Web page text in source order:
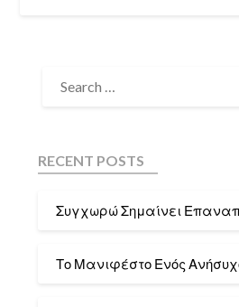
RECENT POSTS
Συγχωρώ Σημαίνει
Το Μανιφέστο Ενός